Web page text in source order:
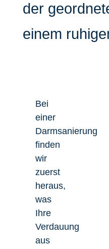
der
einem
Bei
einer
Darmsanierung
finden
wir
zuerst
heraus,
was
Ihre
Verdauung
aus